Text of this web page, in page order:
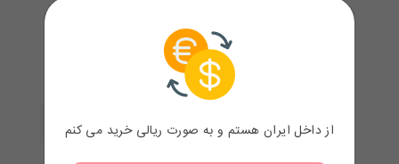
مدت زمان
از داخل ایران هستم و به صورت ریالی خرید می کنم